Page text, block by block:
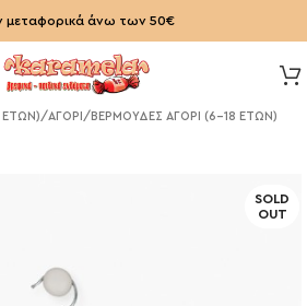
μεταφορικά άνω των 50€
ΕΤΩΝ)/ΑΓΟΡΙ / ΒΕΡΜΟΥΔΕΣ ΑΓΟΡΙ (6-18 ΕΤΩΝ)
SOLD
OUT